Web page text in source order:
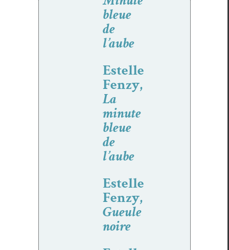
bleue
de
l’aube
Estelle
Fenzy,
La
minute
bleue
de
l’aube
Estelle
Fenzy,
Gueule
noire